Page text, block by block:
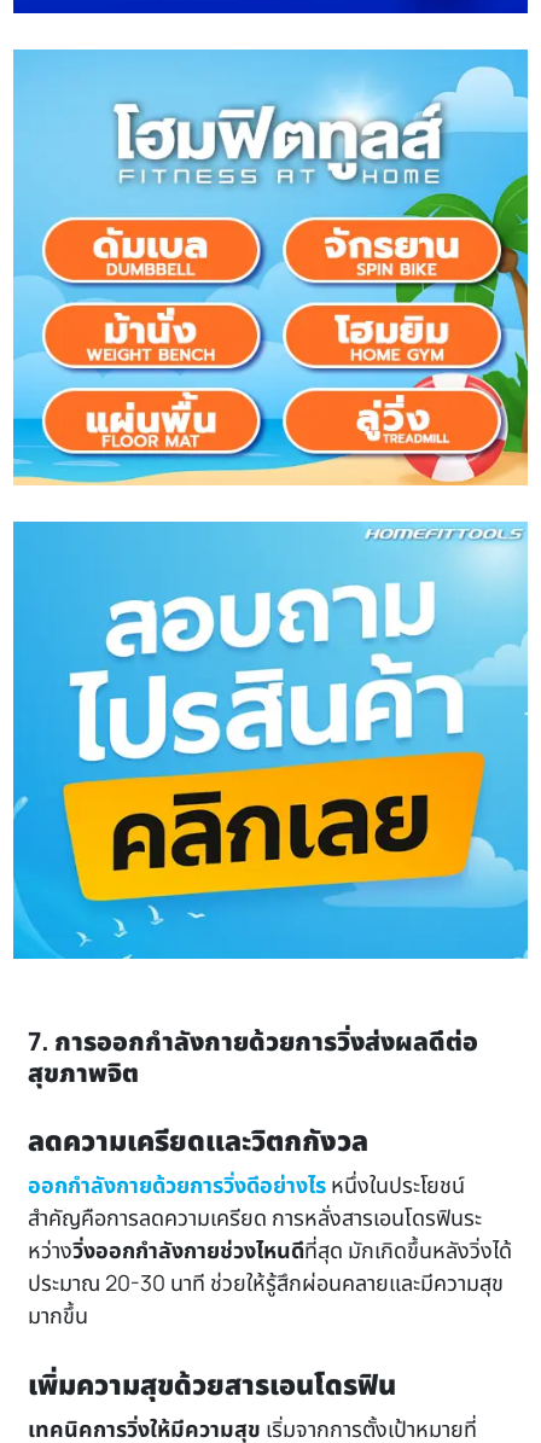
7. การออกกำลังกายด้วยการวิ่งส่งผลดีต่อ
สุขภาพจิต
ลดความเครียดและวิตกกังวล
ออกกำลังกายด้วยการวิ่งดีอย่างไร หนึ่งในประโยชน์
สำคัญคือการลดความเครียด การหลั่งสารเอนโดรฟินระ
หว่างวิ่งออกกำลังกายช่วงไหนดีที่สุด มักเกิดขึ้นหลังวิ่งได้
ประมาณ 20-30 นาที ช่วยให้รู้สึกผ่อนคลายและมีความสุข
มากขึ้น
เพิ่มความสุขด้วยสารเอนโดรฟิน
เทคนิคการวิ่งให้มีความสุข เริ่มจากการตั้งเป้าหมายที่